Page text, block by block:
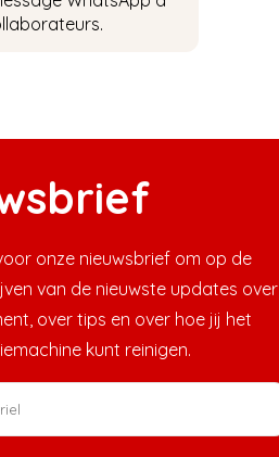
onze nieuwsbrief om op de
van de nieuwste updates over
over tips en over hoe jij het
kunt reinigen.